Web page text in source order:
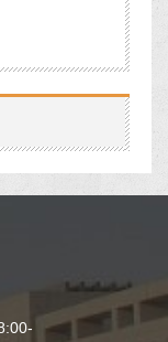
人工服务时间